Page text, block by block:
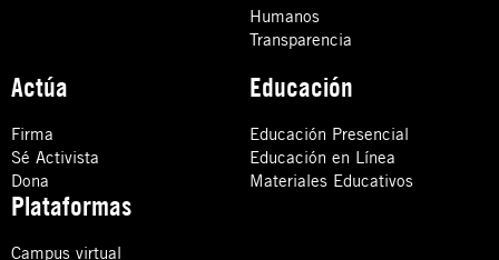
Humanos
Transparencia
Actúa
Firma
Sé Activista
Dona
Educación
Educación Presencial
Educación en Línea
Materiales Educativos
Plataformas
Campus virtual